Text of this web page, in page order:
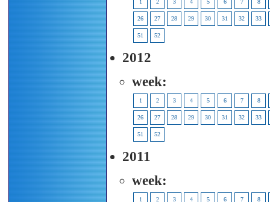
1 2 3 4 5 6 7 8
26 27 28 29 30 31 32 33
51 52
2012
week:
1 2 3 4 5 6 7 8
26 27 28 29 30 31 32 33
51 52
2011
week:
1 2 3 4 5 6 7 8